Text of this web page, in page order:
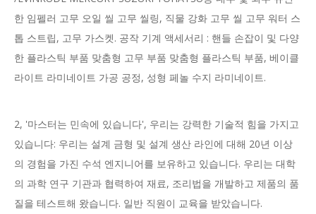
한 임펠러 고무 오일 씰 고무 씰링, 직물 강화 고무 씰 고무 워터 스
톱 스트립, 고무 가스켓. 공작 기계 액세서리 : 핸들 손잡이 및 다양
한 플라스틱 부품 맞춤형 고무 부품 맞춤형 플라스틱 부품, 베이클
라이트 라미네이트 가공 공정, 성형 페놀 수지 라미네이트.
2, '마스터는 민속에 있습니다', 우리는 강력한 기술적 힘을 가지고
있습니다: 우리는 설계 금형 및 설계 생산 라인에 대해 20년 이상
의 경험을 가진 수석 엔지니어를 보유하고 있습니다. 우리는 대학
의 과학 연구 기관과 협력하여 재료, 조리법을 개발하고 제품의 품
질을 테스트해 왔습니다. 일반 직원이 교육을 받았습니다.